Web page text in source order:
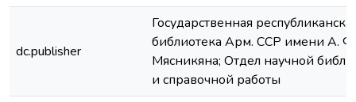
dc.publisher
Государственная
библиотека Арм. ССР имени А. Ф.
Мясникяна; Отдел научной
и справочной работы